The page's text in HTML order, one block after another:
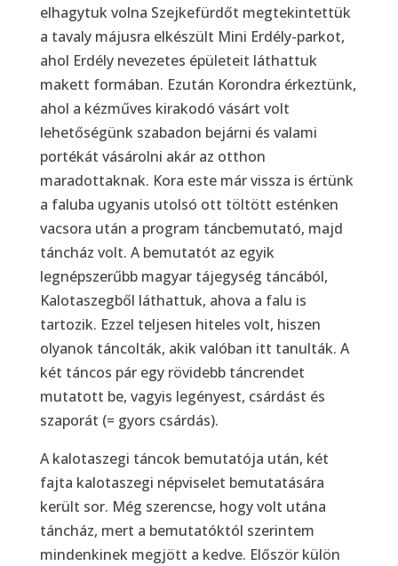
elhagytuk volna Szejkefürdőt megtekintettük
a tavaly májusra elkészült Mini Erdély-parkot,
ahol Erdély nevezetes épületeit láthattuk
makett formában. Ezután Korondra érkeztünk,
ahol a kézműves kirakodó vásárt volt
lehetőségünk szabadon bejárni és valami
portékát vásárolni akár az otthon
maradottaknak. Kora este már vissza is értünk
a faluba ugyanis utolsó ott töltött esténken
vacsora után a program táncbemutató, majd
táncház volt. A bemutatót az egyik
legnépszerűbb magyar tájegység táncából,
Kalotaszegből láthattuk, ahova a falu is
tartozik. Ezzel teljesen hiteles volt, hiszen
olyanok táncolták, akik valóban itt tanulták. A
két táncos pár egy rövidebb táncrendet
mutatott be, vagyis legényest, csárdást és
szaporát (= gyors csárdás).
A kalotaszegi táncok bemutatója után, két
fajta kalotaszegi népviselet bemutatására
került sor. Még szerencse, hogy volt utána
táncház, mert a bemutatóktól szerintem
mindenkinek megjött a kedve. Először külön